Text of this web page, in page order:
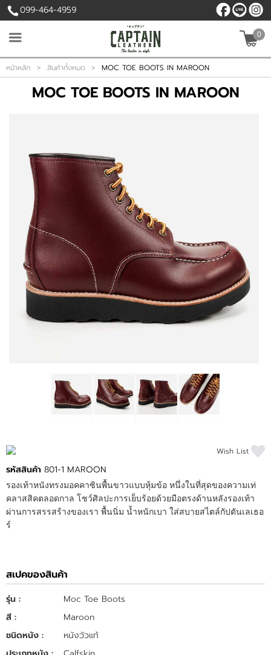
เข้าสู่ระบบ สมัครสมาชิก
สินค้าที่สนใจ
สินค้า
เนื้อหา
บัญชีผู้ใช้
ติดต่อเรา
ข่าวสาร
แจ้งชำระเงิน
099-464-4959
0
หน้าหลัก > สินค้าทั้งหมด > MOC TOE BOOTS IN MAROON
MOC TOE BOOTS IN MAROON
Wish List
รหัสสินค้า 801-1 MAROON
รองเท้าหนังทรงมอคคาซินพื้นขาวแบบหุ้มข้อ หนึ่งในที่สุดของความเท่
คลาสสิคตลอดกาล โชว์ศิลปะการเย็บร้อยด้วยมือตรงด้านหลังรองเท้า
ผ่านการสรรสร้างของเรา พื้นนิ่ม น้ำหนักเบา ใส่สบายสไตล์กัปตันเลเธอ
ร์
สเปคของสินค้า
รุ่น :
Moc Toe Boots
สี :
Maroon
ชนิดหนัง :
หนังวัวแท้